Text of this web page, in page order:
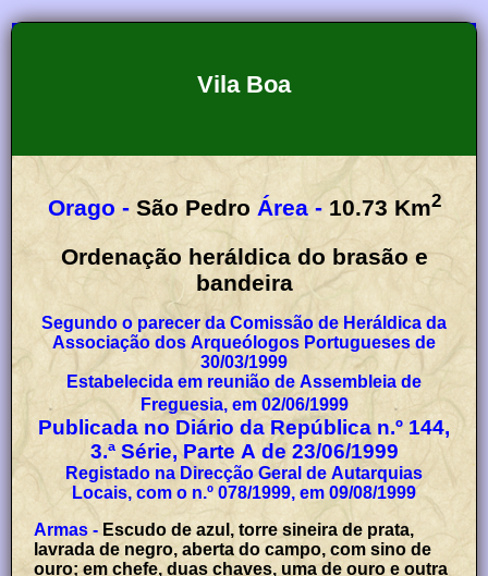
Vila Boa
Orago - São Pedro Área - 10.73 Km2
Ordenação heráldica do brasão e
bandeira
Segundo o parecer da Comissão de Heráldica da
Associação dos Arqueólogos Portugueses de
30/03/1999
Estabelecida em reunião de Assembleia de
Freguesia, em 02/06/1999
Publicada no Diário da República n.º 144,
3.ª Série, Parte A de 23/06/1999
Registado na Direcção Geral de Autarquias
Locais, com o n.º 078/1999, em 09/08/1999
Armas - Escudo de azul, torre sineira de prata,
lavrada de negro, aberta do campo, com sino de
ouro; em chefe, duas chaves, uma de ouro e outra